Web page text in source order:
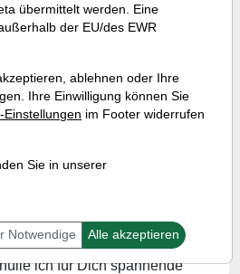
Insider-
turbulente Zeiten
2024 von 19 bis 20
ich für Dich spannende
übermittelt werden. Eine
der EU/des EWR
ablehnen oder Ihre
Ihre Einwilligung können Sie
Einstellungen im Footer widerrufen
Sie in unserer
Notwendige Alle akzeptieren